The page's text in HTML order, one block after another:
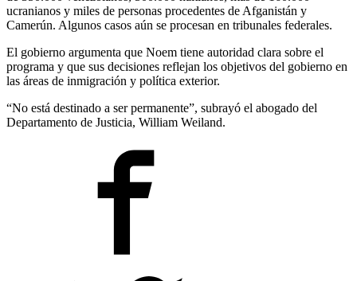
ucranianos y miles de personas procedentes de Afganistán y
Camerún. Algunos casos aún se procesan en tribunales federales.
El gobierno argumenta que Noem tiene autoridad clara sobre el
programa y que sus decisiones reflejan los objetivos del gobierno en
las áreas de inmigración y política exterior.
“No está destinado a ser permanente”, subrayó el abogado del
Departamento de Justicia, William Weiland.